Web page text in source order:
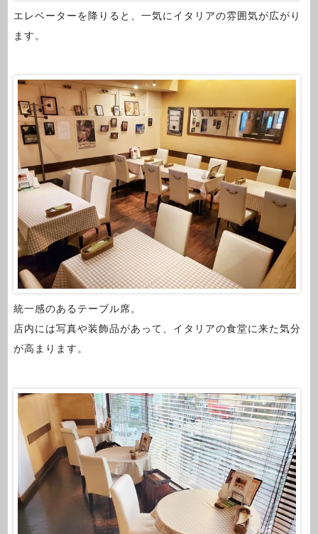
エレベーターを降りると、一気にイタリアの雰囲気が広がり
ます。
統一感のあるテーブル席。
店内には写真や装飾品があって、イタリアの食堂に来た気分
が高まります。